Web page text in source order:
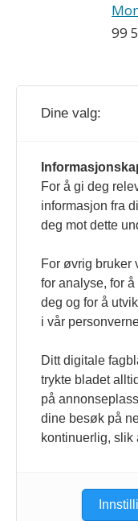
99
Dine valg:
For å gi deg
informasjon fra
deg mot dette
For øvrig bruker
for analyse, for
deg og for å
i vår
Ditt digitale
trykte bladet
på
dine besøk på
kontinuerlig, slik